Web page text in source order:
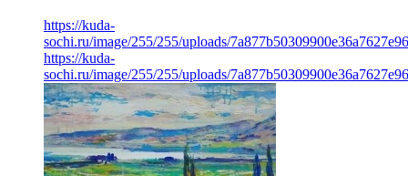
https://kuda-
sochi.ru/image/255/255/uploads/
https://kuda-
sochi.ru/image/255/255/uploads/